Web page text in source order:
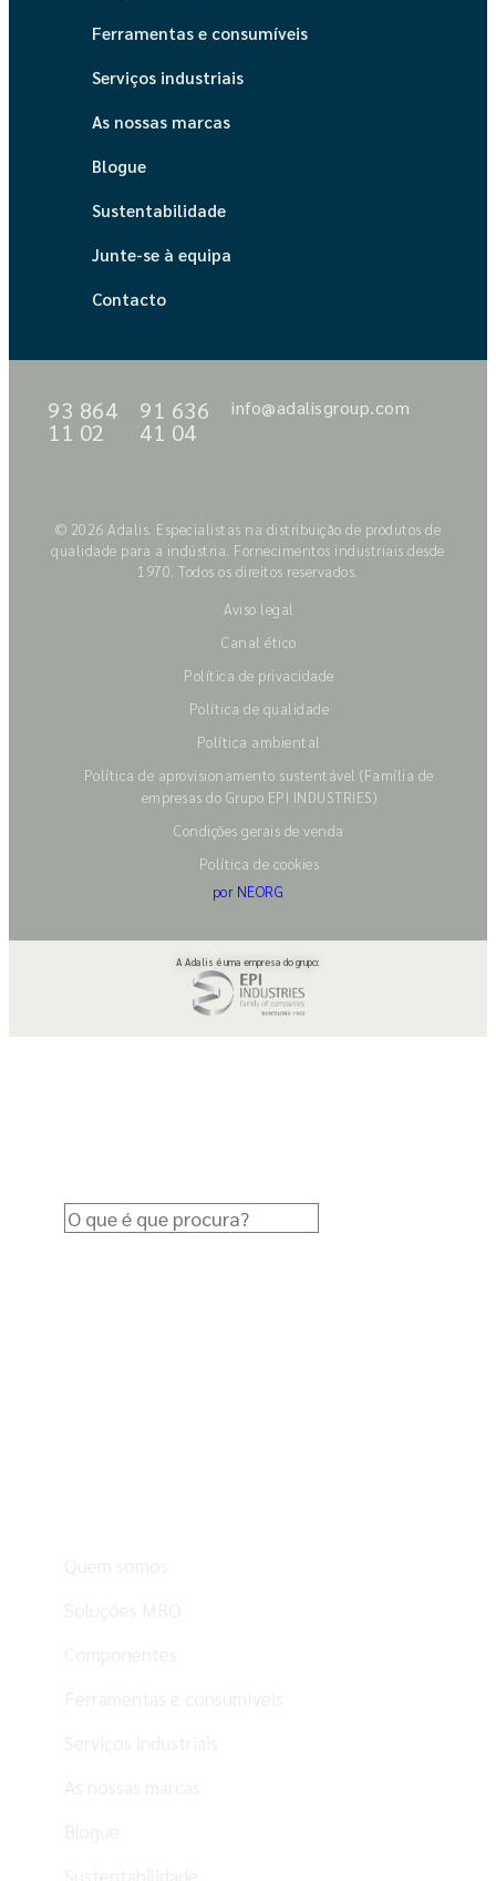
Ferramentas e consumíveis
Serviços industriais
As nossas marcas
Blogue
Sustentabilidade
Junte-se à equipa
Contacto
93 864
11 02
91 636
41 04
info@adalisgroup.com
© 2026 Adalis. Especialistas na distribuição de produtos de
qualidade para a indústria. Fornecimentos industriais desde
1970. Todos os direitos reservados.
Aviso legal
Canal ético
Política de privacidade
Política de qualidade
Política ambiental
Política de aprovisionamento sustentável (Família de
empresas do Grupo EPI INDUSTRIES)
Condições gerais de venda
Política de cookies
por NEORG
A Adalis é uma empresa do grupo: